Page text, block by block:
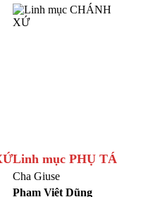
Linh mục PHỤ TÁ
Cha Giuse
Phạm Việt Dũng